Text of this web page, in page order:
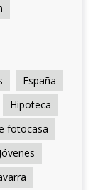
España
Hipoteca
fotocasa
Jóvenes